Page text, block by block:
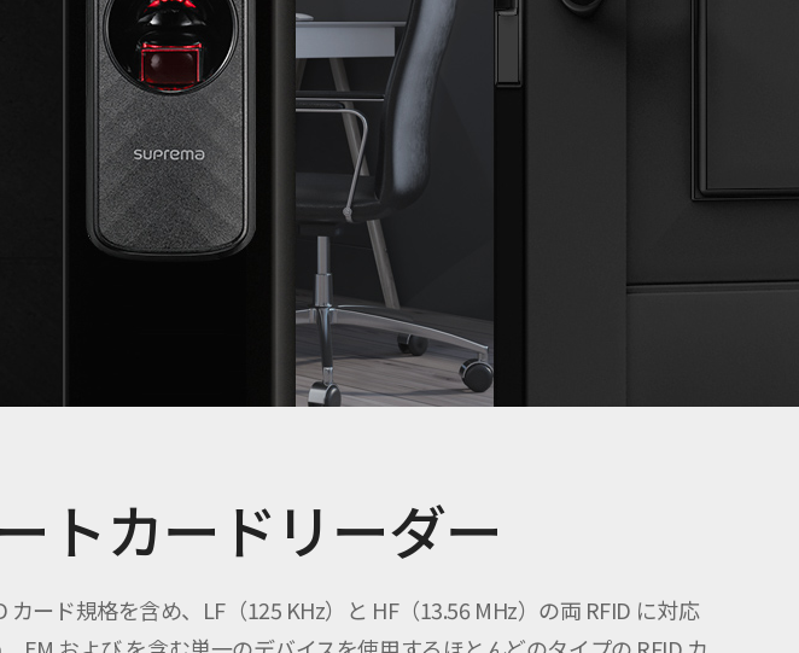
トカードリーダー
ード規格を含め、LF（125 KHz）と HF（13.56 MHz）の両 RFID に対応